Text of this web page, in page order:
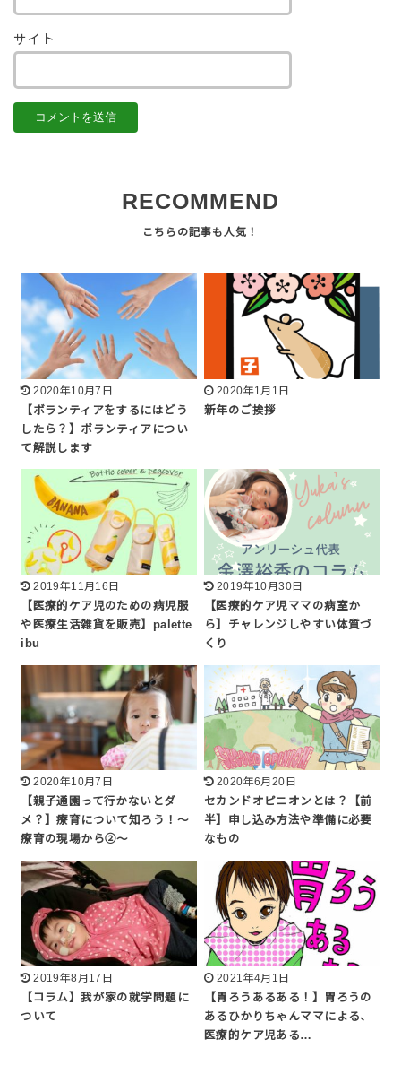
サイト
RECOMMEND
2020年10月7日
【ボランティアをするにはどう
したら？】ボランティアについ
て解説します
2020年1月1日
新年のご挨拶
2019年11月16日
【医療的ケア児のための病児服
や医療生活雑貨を販売】palette
ibu
2019年10月30日
【医療的ケア児ママの病室か
ら】チャレンジしやすい体質づ
くり
2020年10月7日
【親子通園って行かないとダ
メ？】療育について知ろう！〜
療育の現場から②〜
2020年6月20日
セカンドオピニオンとは？【前
半】申し込み方法や準備に必要
なもの
2019年8月17日
【コラム】我が家の就学問題に
ついて
2021年4月1日
【胃ろうあるある！】胃ろうの
あるひかりちゃんママによる、
医療的ケア児ある…